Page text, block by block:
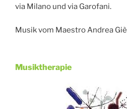
via Milano und via Garofani.
Musik vom Maestro Andrea
Veröffentlicht
Musiktherapie